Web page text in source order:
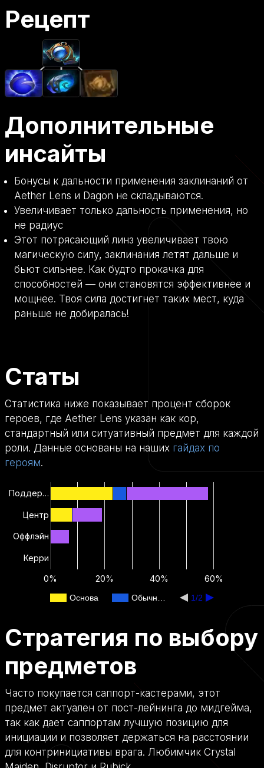
Рецепт
Дополнительные
инсайты
Бонусы к дальности применения заклинаний от
Aether Lens и Dagon не складываются.
Увеличивает только дальность применения, но
не радиус
Этот потрясающий линз увеличивает твою
магическую силу, заклинания летят дальше и
бьют сильнее. Как будто прокачка для
способностей — они становятся эффективнее и
мощнее. Твоя сила достигнет таких мест, куда
раньше не добиралась!
Статы
Статистика ниже показывает процент сборок
героев, где Aether Lens указан как кор,
стандартный или ситуативный предмет для каждой
роли. Данные основаны на наших гайдах по
героям.
Основа Обычн… 1/2
0% 20% 40% 60%
Поддер…
Центр
Оффлэйн
Керри
Стратегия по выбору
предметов
Часто покупается саппорт-кастерами, этот
предмет актуален от пост-лейнинга до мидгейма,
так как дает саппортам лучшую позицию для
инициации и позволяет держаться на расстоянии
для контринициативы врага. Любимчик Crystal